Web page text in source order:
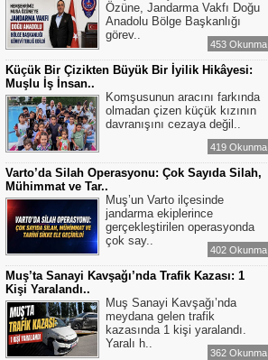
Özüne, Jandarma Vakfı Doğu
Anadolu Bölge Başkanlığı
görev..
453 Okunma
Küçük Bir Çizikten Büyük Bir İyilik Hikâyesi:
Muşlu İş İnsan..
Komşusunun aracını farkında
olmadan çizen küçük kızının
davranışını cezaya değil..
419 Okunma
Varto’da Silah Operasyonu: Çok Sayıda Silah,
Mühimmat ve Tar..
Muş’un Varto ilçesinde
jandarma ekiplerince
gerçekleştirilen operasyonda
çok say..
402 Okunma
Muş’ta Sanayi Kavşağı’nda Trafik Kazası: 1
Kişi Yaralandı..
Muş Sanayi Kavşağı’nda
meydana gelen trafik
kazasında 1 kişi yaralandı.
Yaralı h..
362 Okunma